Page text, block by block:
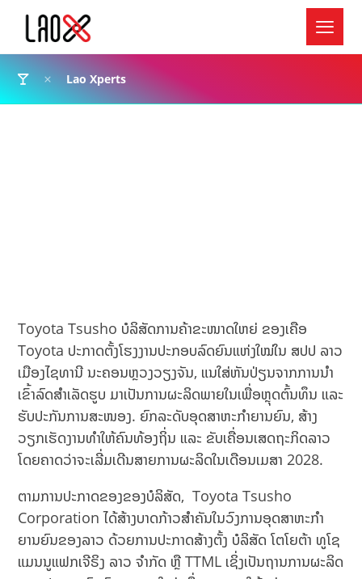
Lao Xperts
Toyota Tsusho ບໍລິສັດການຄ້າຂະໜາດໃຫຍ່ ຂອງເຄືອ
Toyota ປະກາດຕັ້ງໂຮງງານປະກອບລົດຍົນແຫ່ງໃໝ່ໃນ ສປປ ລາວ
ເມືອງໄຊທານີ ນະຄອນຫຼວງວຽງຈັນ, ແນໃສ່ຫັນປ່ຽນຈາກການນຳ
ເຂົ້າລົດສຳເລັດຮູບ ມາເປັນການຜະລິດພາຍໃນເພື່ອຫຼຸດຕົ້ນທຶນ ແລະ
ຮັບປະກັນການສະໜອງ. ຍົກລະດັບອຸດສາຫະກຳຍານຍົນ, ສ້າງ
ວຽກເຮັດງານທຳໃຫ້ຄົນທ້ອງຖິ່ນ ແລະ ຂັບເຄື່ອນເສດຖະກິດລາວ
ໂດຍຄາດວ່າຈະເລີ່ມເດີນສາຍການຜະລິດໃນເດືອນເມສາ 2028.
ຕາມການປະກາດຂອງຂອງບໍລິສັດ, Toyota Tsusho
Corporation ໄດ້ສ້າງບາດກ້າວສຳຄັນໃນວົງການອຸດສາຫະກຳ
ຍານຍົນຂອງລາວ ດ້ວຍການປະກາດສ້າງຕັ້ງ ບໍລິສັດ ໂຕໂຍຕ້າ ທູໂຊ
ແມນນູແຟກເຈີຣິງ ລາວ ຈຳກັດ ຫຼື TTML ເຊິ່ງເປັນຖານການຜະລິດ